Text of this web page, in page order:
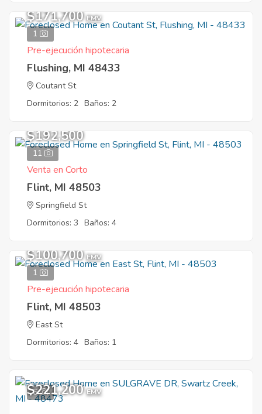
1
$171,700 EMV
Pre-ejecución hipotecaria
Flushing, MI 48433
Coutant St
Dormitorios: 2 Baños: 2
11
$192,500
Venta en Corto
Flint, MI 48503
Springfield St
Dormitorios: 3 Baños: 4
1
$100,700 EMV
Pre-ejecución hipotecaria
Flint, MI 48503
East St
Dormitorios: 4 Baños: 1
6
$221,200 EMV